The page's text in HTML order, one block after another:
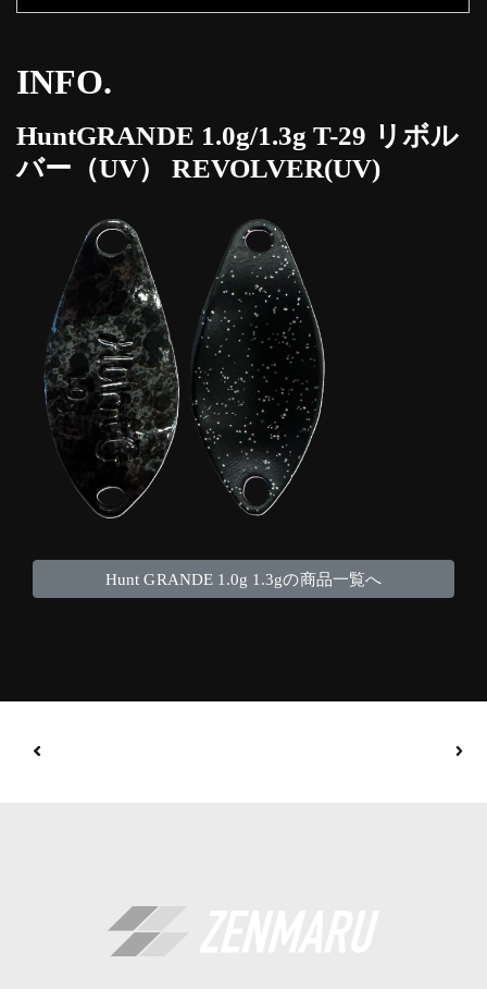
INFO.
HuntGRANDE 1.0g/1.3g T-29 リボル
バー（UV） REVOLVER(UV)
Hunt GRANDE 1.0g 1.3gの商品一覧へ